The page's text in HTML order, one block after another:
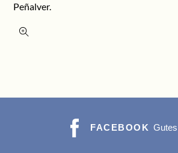
Peñalver.
FACEBOOK